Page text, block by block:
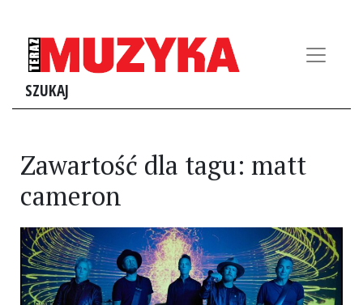
SZUKAJ
Zawartość dla tagu: matt
cameron